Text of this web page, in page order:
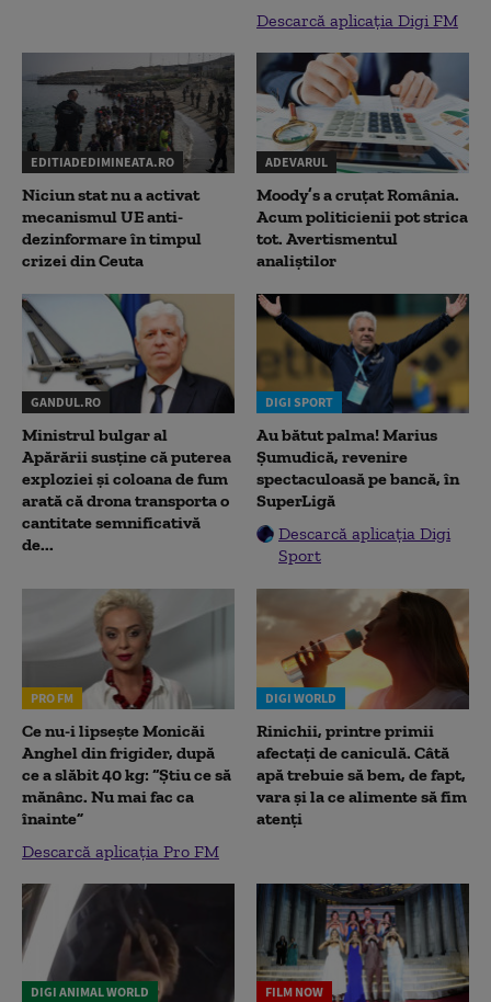
Descarcă aplicația Digi FM
EDITIADEDIMINEATA.RO
Niciun stat nu a activat
mecanismul UE anti-
dezinformare în timpul
crizei din Ceuta
ADEVARUL
Moody’s a cruțat România.
Acum politicienii pot strica
tot. Avertismentul
analiștilor
GANDUL.RO
Ministrul bulgar al
Apărării susține că puterea
exploziei și coloana de fum
arată că drona transporta o
cantitate semnificativă
de...
DIGI SPORT
Au bătut palma! Marius
Șumudică, revenire
spectaculoasă pe bancă, în
SuperLigă
Descarcă aplicația Digi
Sport
PRO FM
Ce nu-i lipsește Monicăi
Anghel din frigider, după
ce a slăbit 40 kg: “Știu ce să
mănânc. Nu mai fac ca
înainte”
Descarcă aplicația Pro FM
DIGI WORLD
Rinichii, printre primii
afectați de caniculă. Câtă
apă trebuie să bem, de fapt,
vara și la ce alimente să fim
atenți
DIGI ANIMAL WORLD FILM NOW